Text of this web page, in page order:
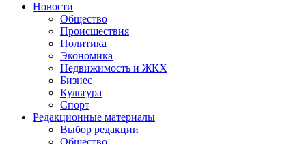
Новости
Общество
Происшествия
Политика
Экономика
Недвижимость и ЖКХ
Бизнес
Культура
Спорт
Редакционные материалы
Выбор редакции
Общество